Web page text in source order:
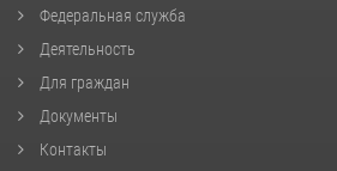
Федеральная служба
Деятельность
Для граждан
Документы
Контакты